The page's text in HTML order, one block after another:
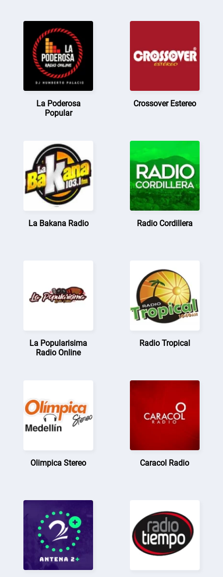
La Poderosa
Popular
Crossover Estereo
La Bakana Radio Radio Cordillera
La Popularisima
Radio Online
Radio Tropical
Olimpica Stereo Caracol Radio